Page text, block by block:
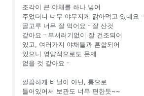
조각이 큰 야채를 하나 넣어
주었더니 너무 야무지게 갉아먹고 있네요ᆢ
골고루 너무 잘 먹어요ᆢ잘 산것
같아요ᆢ부서러기없이 잘 건조되어
있고, 여러가지 야채들과 혼합되어
있으니 영양적으로도 문제
없을 것 같아요ᆢ
깔끔하게 비닐이 아닌, 통으로
들어있어서 보관도 너무 편한듯~~